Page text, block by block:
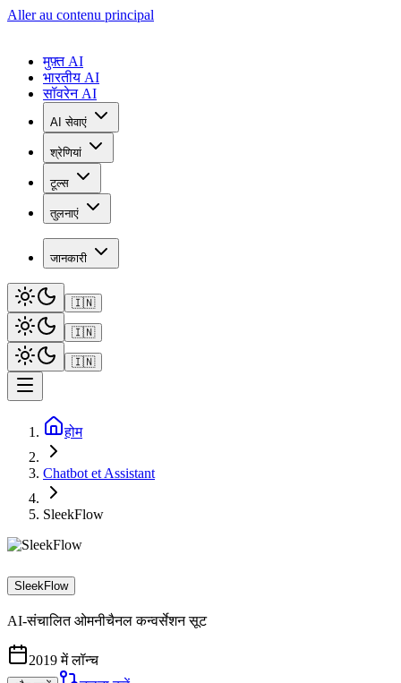
Aller au contenu principal
मुफ़्त AI
भारतीय AI
सॉवरेन AI
AI सेवाएं
श्रेणियां
टूल्स
तुलनाएं
जानकारी
🇮🇳
🇮🇳
🇮🇳
होम
Chatbot et Assistant
SleekFlow
SleekFlow
AI-संचालित ओमनीचैनल कन्वर्सेशन सूट
2019 में लॉन्च